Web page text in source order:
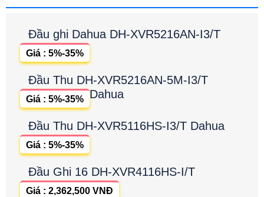
Đầu ghi Dahua DH-XVR5216AN-I3/T
Giá : 5%-35%
Đầu Thu DH-XVR5216AN-5M-I3/T
Dahua
Giá : 5%-35%
Đầu Thu DH-XVR5116HS-I3/T Dahua
Giá : 5%-35%
Đầu Ghi 16 DH-XVR4116HS-I/T
Giá : 2,362,500 VNĐ